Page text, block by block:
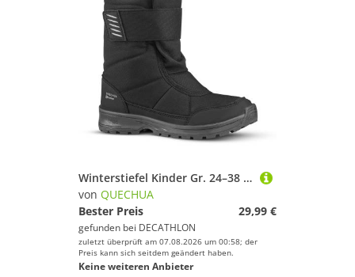
Winterstiefel Kinder Gr. 24–38 Klett warm wasserdicht Wandern - SH100 schwarz
von QUECHUA
Bester Preis
29,99 €
gefunden bei DECATHLON
zuletzt überprüft am 07.08.2026 um 00:58; der
Preis kann sich seitdem geändert haben.
Keine weiteren Anbieter